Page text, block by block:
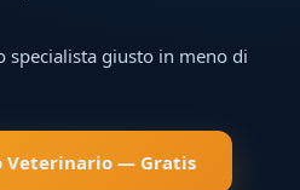
giusto in meno di
Veterinario — Gratis